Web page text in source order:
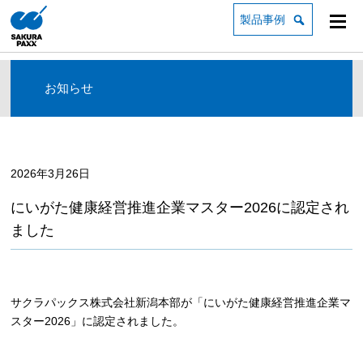
製品事例
お知らせ
2026年3月26日
にいがた健康経営推進企業マスター2026に認定され
ました
サクラパックス株式会社新潟本部が「にいがた健康経営推進企業マ
スター2026」に認定されました。